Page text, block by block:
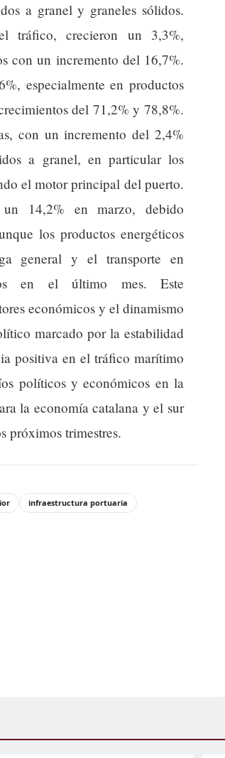
a granel y graneles sólidos.
tráfico, crecieron un 3,3%,
con un incremento del 16,7%.
especialmente en productos
del 71,2% y 78,8%.
con un incremento del 2,4%
a granel, en particular los
el motor principal del puerto.
un 14,2% en marzo, debido
los productos energéticos
general y el transporte en
en el último mes. Este
económicos y el dinamismo
marcado por la estabilidad
positiva en el tráfico marítimo
políticos y económicos en la
la economía catalana y el sur
próximos trimestres.
infraestructura portuaria